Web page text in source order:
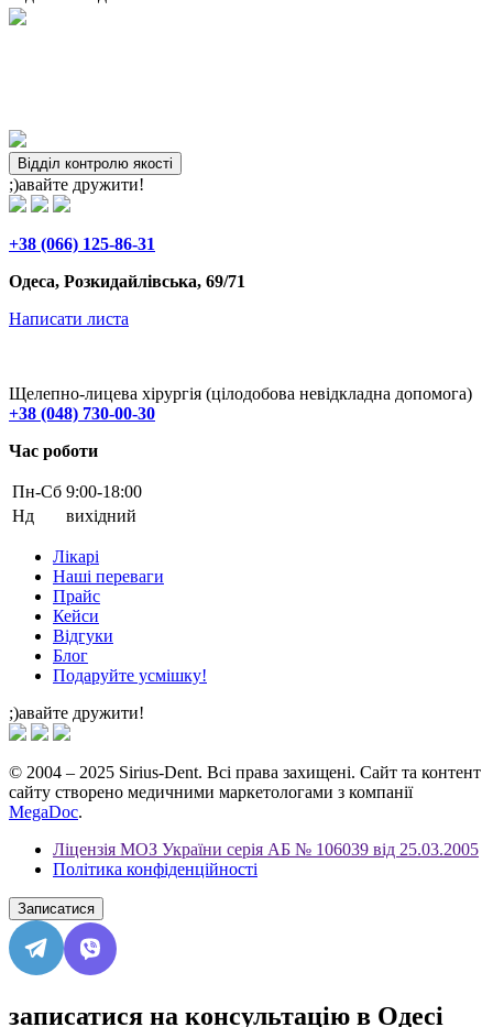
Відділ контролю якості
;)авайте дружити!
+38 (066) 125-86-31
Одеса, Розкидайлівська, 69/71
Написати листа
Щелепно-лицева хірургія (цілодобова невідкладна допомога)
+38 (048) 730-00-30
Час роботи
Пн-Cб 9:00-18:00
Нд
вихідний
Лікарі
Наші переваги
Прайс
Кейси
Відгуки
Блог
Подаруйте усмішку!
;)авайте дружити!
© 2004 – 2025 Sirius-Dent. Всі права захищені. Сайт та контент
сайту створено медичними маркетологами з компанії
MegaDoc.
Ліцензія МОЗ України серія АБ № 106039 від 25.03.2005
Політика конфіденційності
Записатися
записатися на консультацію в Одесі